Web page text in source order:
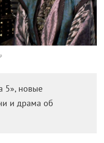
5», новые
и драма об